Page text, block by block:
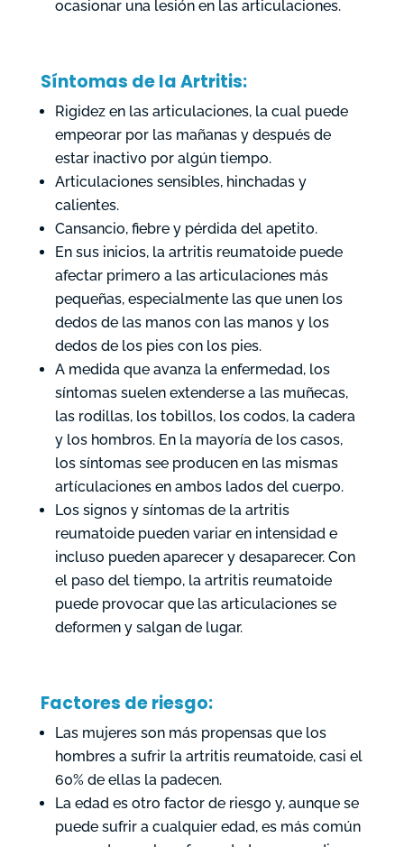
ocasionar una lesión en las articulaciones.
Síntomas de la Artritis:
Rigidez en las articulaciones, la cual puede
empeorar por las mañanas y después de
estar inactivo por algún tiempo.
Articulaciones sensibles, hinchadas y
calientes.
Cansancio, fiebre y pérdida del apetito.
En sus inicios, la artritis reumatoide puede
afectar primero a las articulaciones más
pequeñas, especialmente las que unen los
dedos de las manos con las manos y los
dedos de los pies con los pies.
A medida que avanza la enfermedad, los
síntomas suelen extenderse a las muñecas,
las rodillas, los tobillos, los codos, la cadera
y los hombros. En la mayoría de los casos,
los síntomas see producen en las mismas
artículaciones en ambos lados del cuerpo.
Los signos y síntomas de la artritis
reumatoide pueden variar en intensidad e
incluso pueden aparecer y desaparecer. Con
el paso del tiempo, la artritis reumatoide
puede provocar que las articulaciones se
deformen y salgan de lugar.
Factores de riesgo:
Las mujeres son más propensas que los
hombres a sufrir la artritis reumatoide, casi el
60% de ellas la padecen.
La edad es otro factor de riesgo y, aunque se
puede sufrir a cualquier edad, es más común